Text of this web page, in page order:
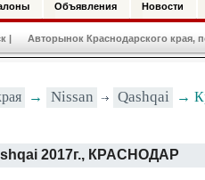
Объявления Новости
| Авторынок Краснодарского края,
→ Nissan Qashqai →
2017г., КРАСНОДАР